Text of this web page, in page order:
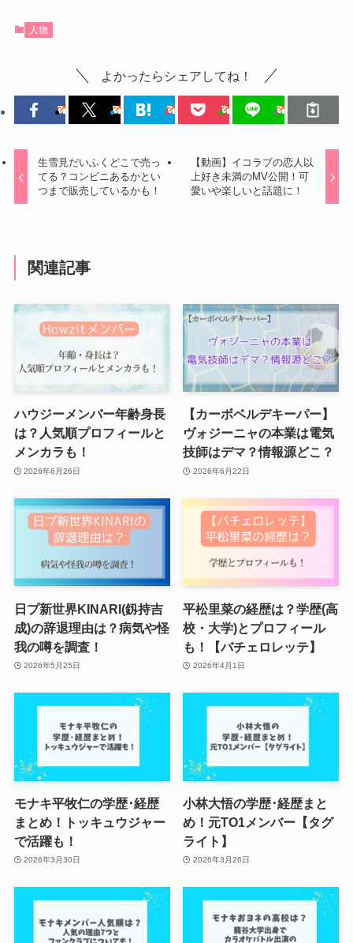
人物
よかったらシェアしてね！
生雪見だいふくどこで売っ
てる？コンビニあるかとい
つまで販売しているかも！
【動画】イコラブの恋人以
上好き未満のMV公開！可
愛いや楽しいと話題に！
関連記事
ハウジーメンバー年齢身長
は？人気順プロフィールと
メンカラも！
2026年6月26日
【カーボベルデキーパー】
ヴォジーニャの本業は電気
技師はデマ？情報源どこ？
2026年6月22日
日プ新世界KINARI(釼持吉
成)の辞退理由は？病気や怪
我の噂を調査！
2026年5月25日
平松里菜の経歴は？学歴(高
校・大学)とプロフィール
も！【バチェロレッテ】
2026年4月1日
モナキ平牧仁の学歴･経歴
まとめ！トッキュウジャー
で活躍も！
2026年3月30日
小林大悟の学歴･経歴まと
め！元TO1メンバー【タグ
ライト】
2026年3月26日